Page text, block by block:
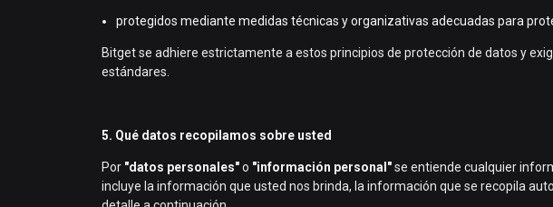
protegidos mediante medidas técnicas y organizativas adecuadas para
Bitget se adhiere estrictamente a estos principios de protección de datos y
estándares.
5. Qué datos recopilamos sobre usted
Por "datos personales"o "información personal"se entiende cualquier
incluye la información que usted nos brinda, la información que se recopila